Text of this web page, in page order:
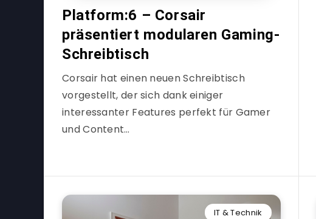
Platform:6 – Corsair
präsentiert modularen Gaming-
Schreibtisch
Corsair hat einen neuen Schreibtisch
vorgestellt, der sich dank einiger
interessanter Features perfekt für Gamer
und Content…
IT & Technik